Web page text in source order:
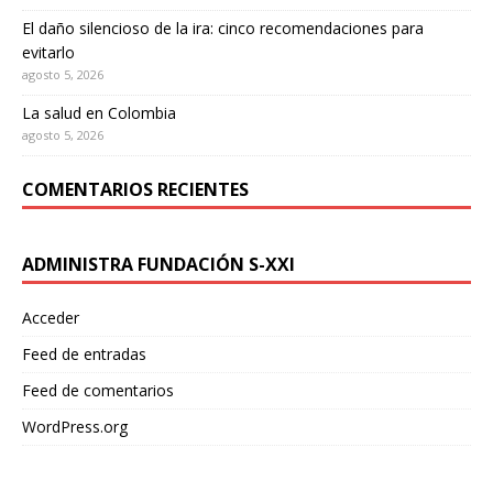
El daño silencioso de la ira: cinco recomendaciones para
evitarlo
agosto 5, 2026
La salud en Colombia
agosto 5, 2026
COMENTARIOS RECIENTES
ADMINISTRA FUNDACIÓN S-XXI
Acceder
Feed de entradas
Feed de comentarios
WordPress.org